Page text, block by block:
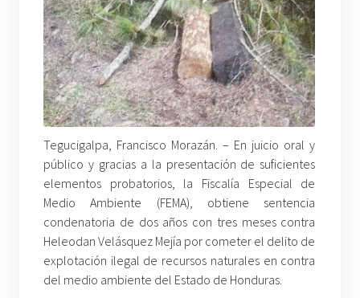
Tegucigalpa, Francisco Morazán. – En juicio oral y
público y gracias a la presentación de suficientes
elementos probatorios, la Fiscalía Especial de
Medio Ambiente (FEMA), obtiene sentencia
condenatoria de dos años con tres meses contra
Heleodan Velásquez Mejía por cometer el delito de
explotación ilegal de recursos naturales en contra
del medio ambiente del Estado de Honduras.